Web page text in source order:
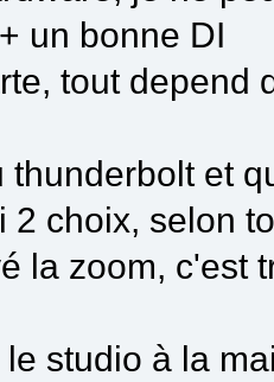
un bonne DI
tout depend
thunderbolt et
2 choix, selon
la zoom, c'est
studio à la